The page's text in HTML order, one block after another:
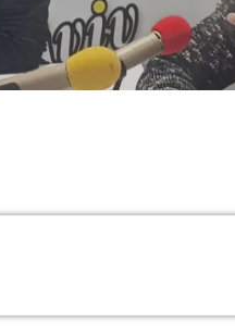
VOYAGE AU COEUR DE
16:00 - 16:30